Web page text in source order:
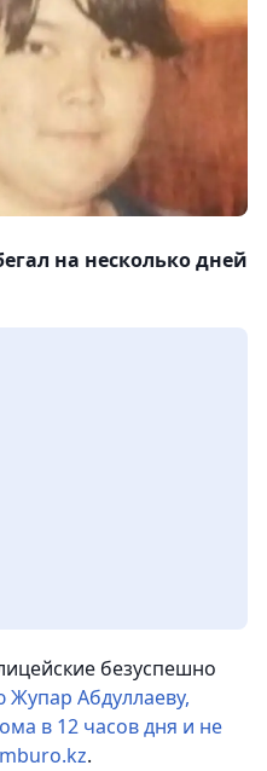
на несколько дней
безуспешно
Жупар Абдуллаеву,
в 12 часов дня и не
.